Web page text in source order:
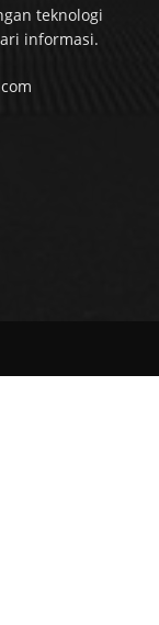
teknologi
informasi.